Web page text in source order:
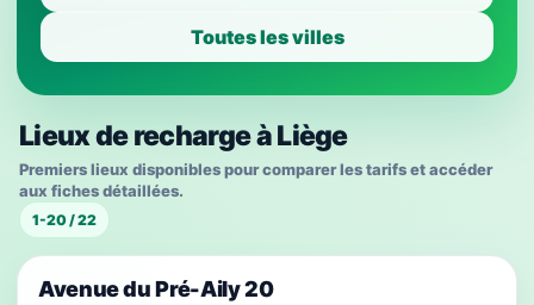
Toutes les villes
Lieux de recharge à Liège
Premiers lieux disponibles pour comparer les tarifs et accéder
aux fiches détaillées.
1-20 / 22
Avenue du Pré-Aily 20